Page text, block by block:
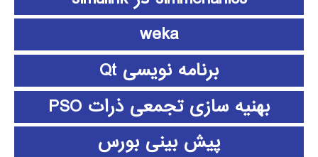
weka
برنامه نویسی Qt
بهنیه سازی تجمعی ذرات PSO
پیش بینی بورس